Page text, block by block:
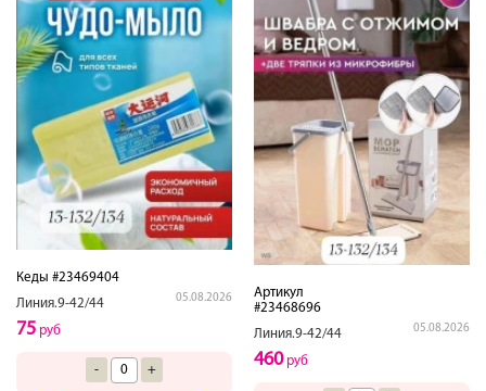
Кеды #23469404
Линия.9-42/44
05.08.2026
75 руб
- +
Артикул
#23468696
Линия.9-42/44
05.08.2026
460руб